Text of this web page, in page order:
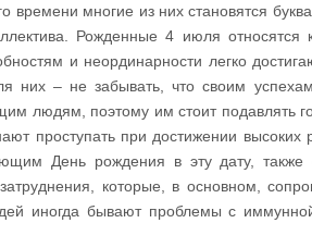
времени многие из них становятся
Рожденные 4 июля относятся
и неординарности легко
них – не забывать, что своим
людям, поэтому им стоит подавлять
проступать при достижении высоких
День рождения в эту дату, также
которые, в основном,
иногда бывают проблемы с